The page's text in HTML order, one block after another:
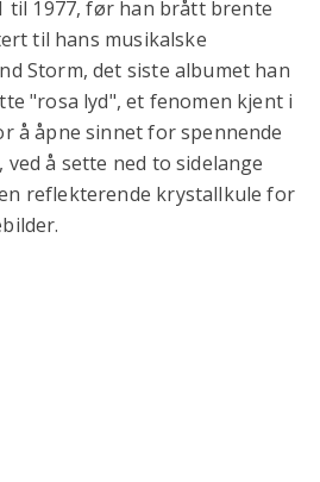
til 1977, før han brått brente
til hans musikalske
Storm, det siste albumet han
"rosa lyd", et fenomen kjent i
å åpne sinnet for spennende
å sette ned to sidelange
reflekterende krystallkule for